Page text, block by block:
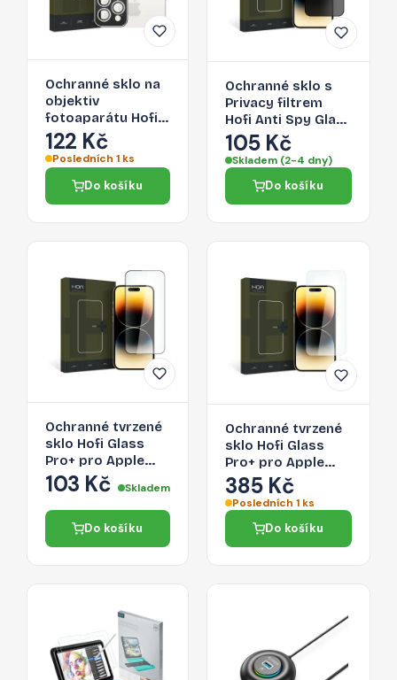
Ochranné sklo na
objektiv
fotoaparátu Hofi
Camring Pro+
Apple iPhone 15
Pro / 15 Pro Max -
122 Kč
Posledních 1 ks
Do košíku
Ochranné sklo s
Privacy filtrem
Hofi Anti Spy Glass
Pro+ pro Apple
iPhone 15 Pro
105 Kč
Skladem (2-4 dny)
Do košíku
Ochranné tvrzené
sklo Hofi Glass
Pro+ pro Apple
iPhone 15 Pro –
černé
103 Kč Skladem
Do košíku
Ochranné tvrzené
sklo Hofi Glass
Pro+ pro Apple
iPhone 15 Pro – čiré
385 Kč
Posledních 1 ks
Do košíku